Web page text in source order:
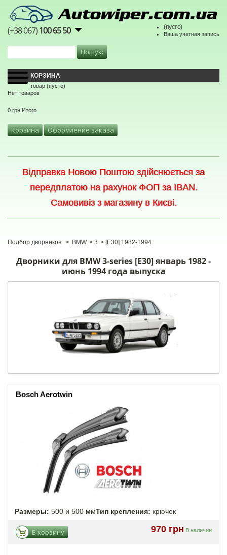
(+38 067)100 65 50 (пусто)
Ваша учетная запись
КОРЗИНА
товар (пусто)
Нет товаров
0 грн Итого
Корзина Оформление заказа
Відправка Новою Поштою здійснюється за
передплатою на рахунок ФОП за IBAN.
Самовивіз з магазину в Києві.
Подбор дворников > BMW > 3 > [E30] 1982-1994
Дворники для BMW 3-series [E30] январь 1982 -
июнь 1994 года выпуска
Bosch Aerotwin
Размеры: 500 и 500 ммТип крепления: крючок
970 грн В наличии
В корзину